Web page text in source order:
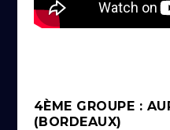
4ÈME GROUPE :
(BORDEAUX)